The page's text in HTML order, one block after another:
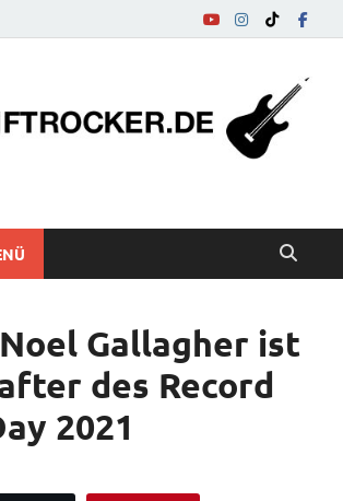
Noel Gallagher ist
des Record
2021